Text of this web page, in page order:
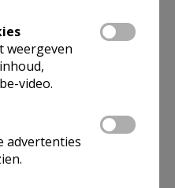
ze iets kunnen delen.”
met veel toewijding
opgebouwd. In het
Leen, die eveneens
weergeven
video.
advertenties